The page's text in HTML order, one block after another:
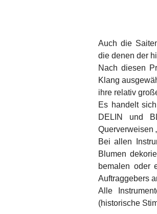
Auch die
die denen der
Nach diesen
Klang
ihre relativ
Es handelt
DELIN und
Querverweisen
Bei allen
Blumen
bemalen oder
Auftraggebers
Alle
(historische